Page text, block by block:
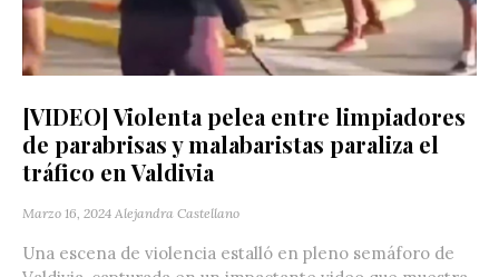
[VIDEO] Violenta pelea entre limpiadores
de parabrisas y malabaristas paraliza el
tráfico en Valdivia
Marzo 16, 2024 Alejandra Castellano
Una escena de violencia estalló en pleno semáforo de